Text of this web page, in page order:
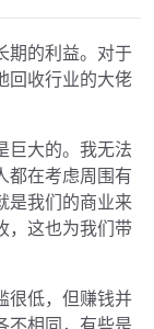
期的利益。对于
回收行业的大佬
巨大的。我无法
都在考虑周围有
是我们的商业来
，这也为我们带
很低，但赚钱并